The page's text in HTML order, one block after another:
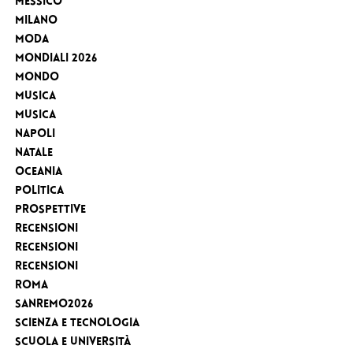
Milano
Moda
MONDIALI 2026
Mondo
Musica
Musica
Napoli
Natale
Oceania
Politica
Prospettive
Recensioni
Recensioni
Recensioni
Roma
Sanremo2026
Scienza e tecnologia
Scuola e Università